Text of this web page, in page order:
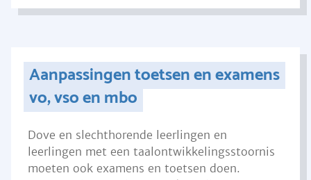
Aanpassingen toetsen en examens
vo, vso en mbo
Dove en slechthorende leerlingen en
leerlingen met een taalontwikkelingsstoornis
moeten ook examens en toetsen doen.